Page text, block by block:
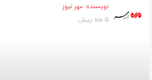
نویسنده: مهر نیوز
5 ماه پیش